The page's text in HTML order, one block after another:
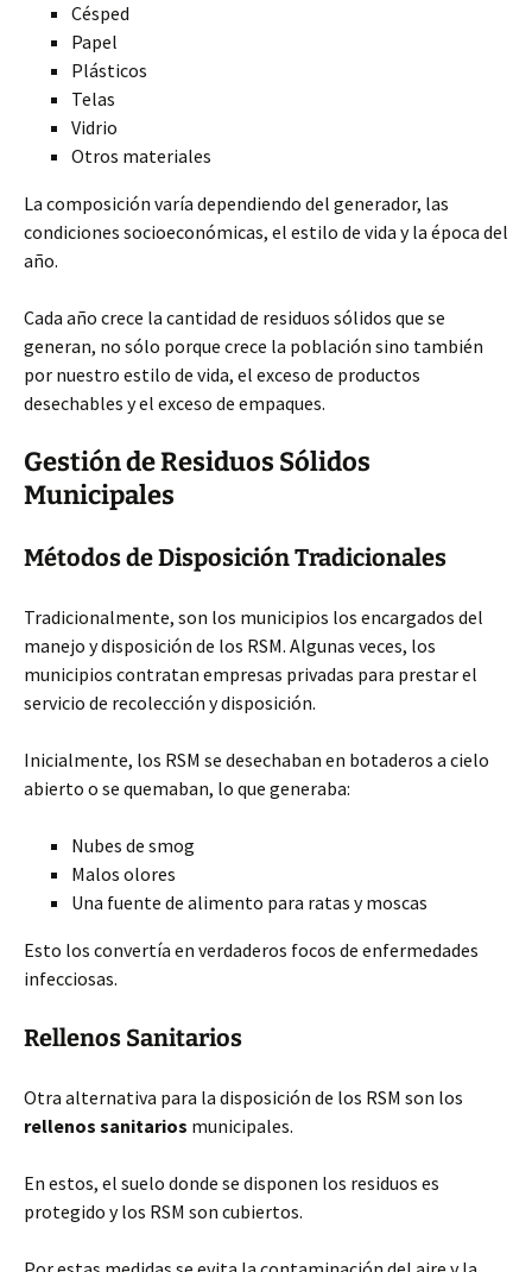
Césped
Papel
Plásticos
Telas
Vidrio
Otros materiales
La composición varía dependiendo del generador, las
condiciones socioeconómicas, el estilo de vida y la época del
año.
Cada año crece la cantidad de residuos sólidos que se
generan, no sólo porque crece la población sino también
por nuestro estilo de vida, el exceso de productos
desechables y el exceso de empaques.
Gestión de Residuos Sólidos
Municipales
Métodos de Disposición Tradicionales
Tradicionalmente, son los municipios los encargados del
manejo y disposición de los RSM. Algunas veces, los
municipios contratan empresas privadas para prestar el
servicio de recolección y disposición.
Inicialmente, los RSM se desechaban en botaderos a cielo
abierto o se quemaban, lo que generaba:
Nubes de smog
Malos olores
Una fuente de alimento para ratas y moscas
Esto los convertía en verdaderos focos de enfermedades
infecciosas.
Rellenos Sanitarios
Otra alternativa para la disposición de los RSM son los
rellenos sanitarios municipales.
En estos, el suelo donde se disponen los residuos es
protegido y los RSM son cubiertos.